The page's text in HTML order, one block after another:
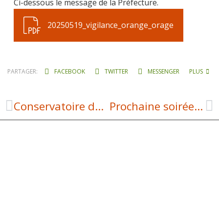
Ci-dessous le message de la Préfecture.
20250519_vigilance_orange_orage
PARTAGER: FACEBOOK TWITTER MESSENGER PLUS
Conservatoire de l’Aveyron – Musique et théâtre Prochaine soirée ciné à Laguiole vendredi 23 mai